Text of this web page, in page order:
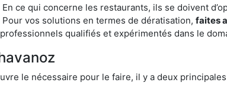
ce qui concerne les restaurants, ils se doivent
vos solutions en termes de dératisation, faites
qualifiés et expérimentés dans le
le nécessaire pour le faire, il y a deux